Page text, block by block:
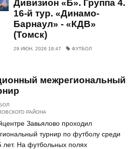
Дивизион «Б». Группа 4.
16-й тур. «Динамо-
Барнаул» - «КДВ»
(Томск)
29 ИЮН. 2026 18:47 ФУТБОЛ
межрегиональный
РАЙОНА
Завьялово проходил
турнир по футболу среди
На футбольных полях